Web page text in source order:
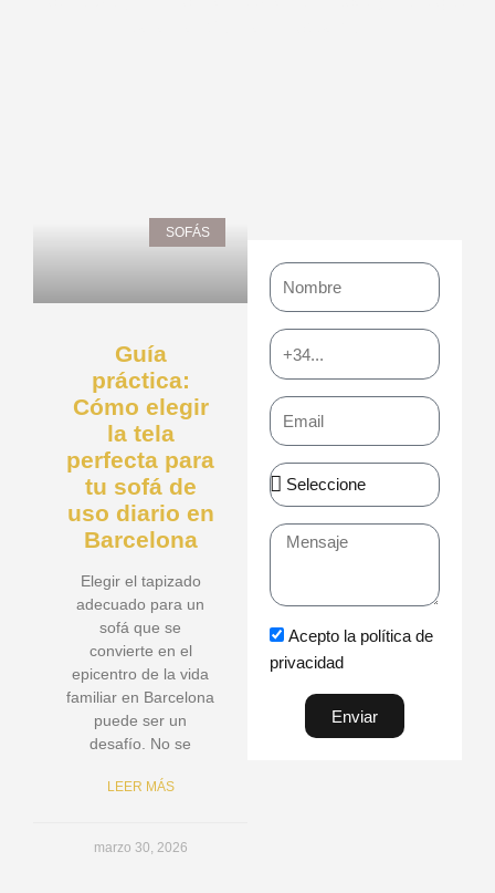
SOFÁS
Guía
práctica:
Cómo elegir
la tela
perfecta para
tu sofá de
uso diario en
Barcelona
Elegir el tapizado
adecuado para un
sofá que se
convierte en el
epicentro de la vida
familiar en Barcelona
puede ser un
desafío. No se
LEER MÁS
marzo 30, 2026
Nombre
Teléfono
Email
Asunto
Mensaje
Acepto la política de
privacidad
Enviar